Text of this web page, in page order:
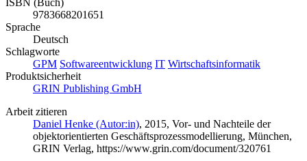
ISBN (Buch)
9783668201651
Sprache
Deutsch
Schlagworte
GPM Softwareentwicklung IT Wirtschaftsinformatik
Produktsicherheit
GRIN Publishing GmbH
Arbeit zitieren
Daniel Henke (Autor:in), 2015, Vor- und Nachteile der
objektorientierten Geschäftsprozessmodellierung, München,
GRIN Verlag, https://www.grin.com/document/320761